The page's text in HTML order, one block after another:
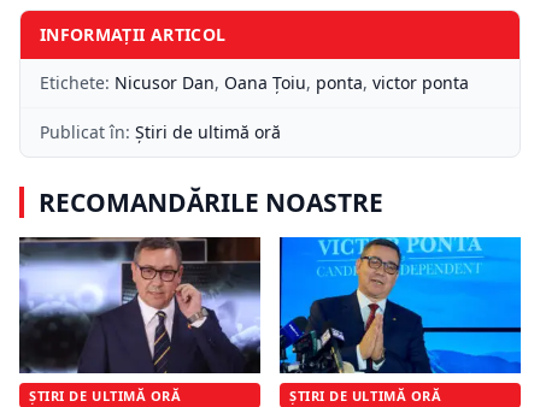
INFORMAȚII ARTICOL
Etichete: Nicusor Dan, Oana Ţoiu, ponta, victor ponta
Publicat în: Știri de ultimă oră
RECOMANDĂRILE NOASTRE
ȘTIRI DE ULTIMĂ ORĂ ȘTIRI DE ULTIMĂ ORĂ